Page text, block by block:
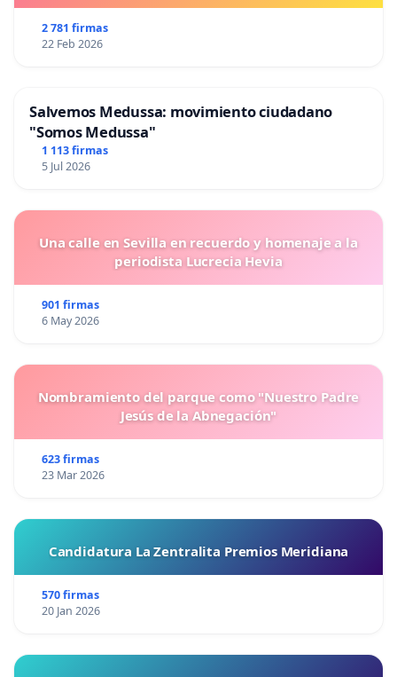
2 781 firmas
22 Feb 2026
Salvemos Medussa: movimiento ciudadano
"Somos Medussa"
1 113 firmas
5 Jul 2026
Una calle en Sevilla en recuerdo y homenaje a la
periodista Lucrecia Hevia
901 firmas
6 May 2026
Nombramiento del parque como "Nuestro Padre
Jesús de la Abnegación"
623 firmas
23 Mar 2026
Candidatura La Zentralita Premios Meridiana
570 firmas
20 Jan 2026